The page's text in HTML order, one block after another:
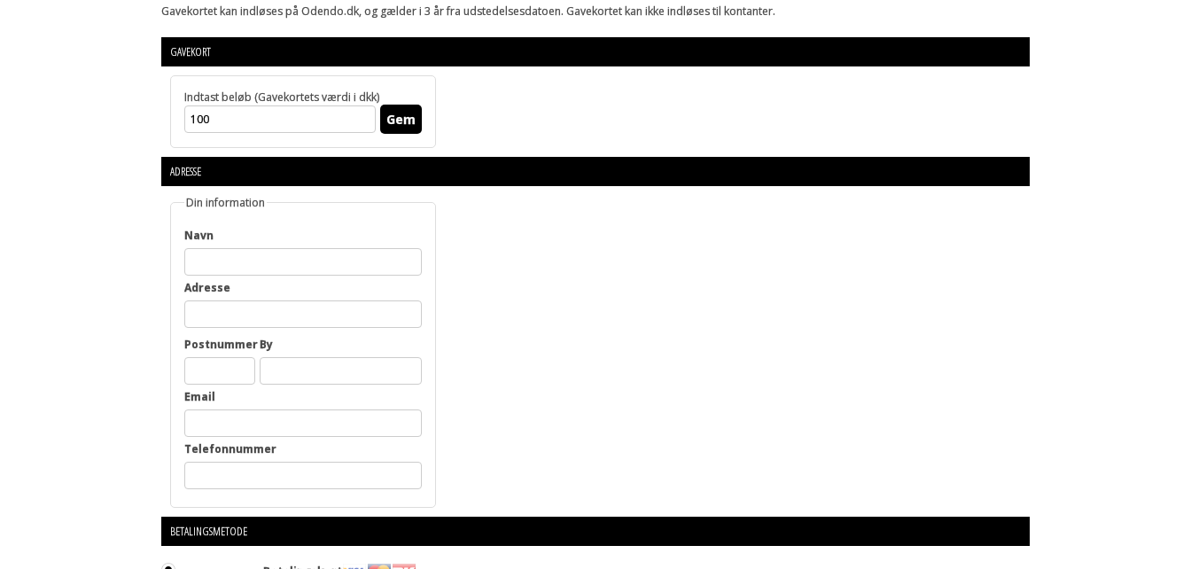
Gavekortet kan indløses på Odendo.dk, og gælder i 3 år fra udstedelsesdatoen. Gavekortet kan ikke indløses til kontanter.
GAVEKORT
Indtast beløb (Gavekortets værdi i dkk)
Gem
ADRESSE
Din information
Navn
Adresse
PostnummerBy
Email
Telefonnummer
BETALINGSMETODE